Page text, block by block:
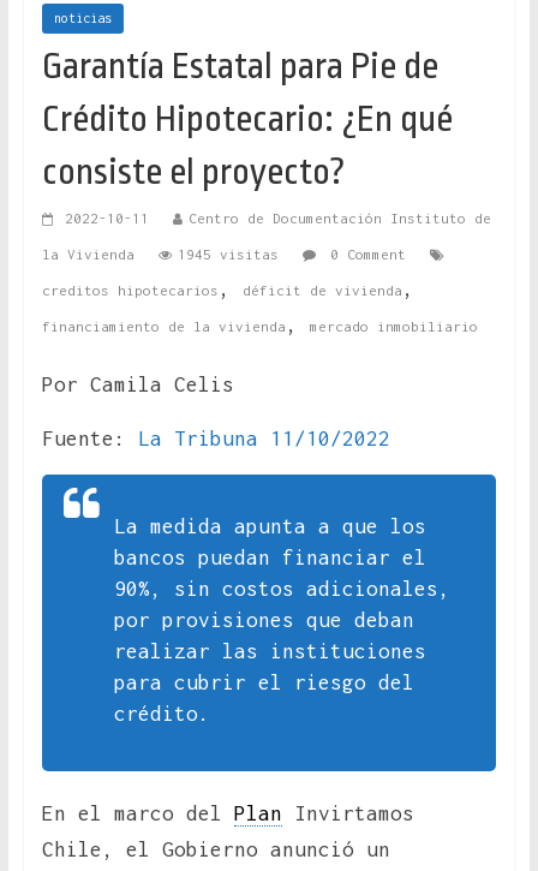
noticias
Garantía Estatal para Pie de
Crédito Hipotecario: ¿En qué
consiste el proyecto?
2022-10-11 Centro de Documentación Instituto de
la Vivienda 1945 visitas 0 Comment
creditos hipotecarios , déficit de vivienda ,
financiamiento de la vivienda , mercado inmobiliario
Por Camila Celis
Fuente: La Tribuna 11/10/2022
La medida apunta a que los
bancos puedan financiar el
90%, sin costos adicionales,
por provisiones que deban
realizar las instituciones
para cubrir el riesgo del
crédito.
En el marco del Plan Invirtamos
Chile, el Gobierno anunció un